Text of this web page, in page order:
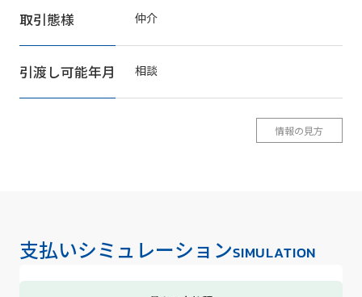
取引態様 仲介
引渡し可能年月 相談
情報の見方
支払いシミュレーションSIMULATION